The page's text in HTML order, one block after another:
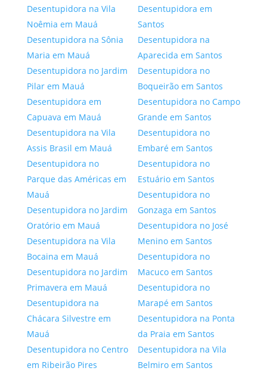
Desentupidora na Vila
Noêmia em Mauá
Desentupidora na Sônia
Maria em Mauá
Desentupidora no Jardim
Pilar em Mauá
Desentupidora em
Capuava em Mauá
Desentupidora na Vila
Assis Brasil em Mauá
Desentupidora no
Parque das Américas em
Mauá
Desentupidora no Jardim
Oratório em Mauá
Desentupidora na Vila
Bocaina em Mauá
Desentupidora no Jardim
Primavera em Mauá
Desentupidora na
Chácara Silvestre em
Mauá
Desentupidora no Centro
em Ribeirão Pires
Desentupidora em
Santos
Desentupidora na
Aparecida em Santos
Desentupidora no
Boqueirão em Santos
Desentupidora no Campo
Grande em Santos
Desentupidora no
Embaré em Santos
Desentupidora no
Estuário em Santos
Desentupidora no
Gonzaga em Santos
Desentupidora no José
Menino em Santos
Desentupidora no
Macuco em Santos
Desentupidora no
Marapé em Santos
Desentupidora na Ponta
da Praia em Santos
Desentupidora na Vila
Belmiro em Santos